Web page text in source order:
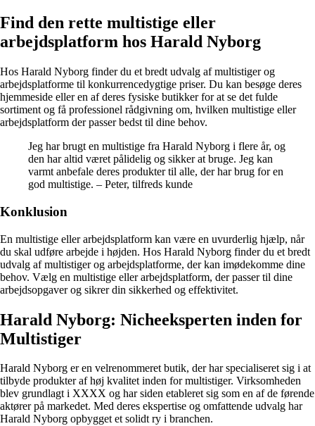
Find den rette multistige eller
arbejdsplatform hos Harald Nyborg
Hos Harald Nyborg finder du et bredt udvalg af multistiger og
arbejdsplatforme til konkurrencedygtige priser. Du kan besøge deres
hjemmeside eller en af deres fysiske butikker for at se det fulde
sortiment og få professionel rådgivning om, hvilken multistige eller
arbejdsplatform der passer bedst til dine behov.
Jeg har brugt en multistige fra Harald Nyborg i flere år, og
den har altid været pålidelig og sikker at bruge. Jeg kan
varmt anbefale deres produkter til alle, der har brug for en
god multistige. – Peter, tilfreds kunde
Konklusion
En multistige eller arbejdsplatform kan være en uvurderlig hjælp, når
du skal udføre arbejde i højden. Hos Harald Nyborg finder du et bredt
udvalg af multistiger og arbejdsplatforme, der kan imødekomme dine
behov. Vælg en multistige eller arbejdsplatform, der passer til dine
arbejdsopgaver og sikrer din sikkerhed og effektivitet.
Harald Nyborg: Nicheeksperten inden for
Multistiger
Harald Nyborg er en velrenommeret butik, der har specialiseret sig i at
tilbyde produkter af høj kvalitet inden for multistiger. Virksomheden
blev grundlagt i XXXX og har siden etableret sig som en af de førende
aktører på markedet. Med deres ekspertise og omfattende udvalg har
Harald Nyborg opbygget et solidt ry i branchen.